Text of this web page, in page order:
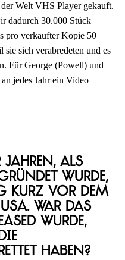
Welt VHS Player gekauft.
dadurch 30.000 Stück
pro verkaufter Kopie 50
sich verabredeten und es
Für George (Powell) und
jedes Jahr ein Video
als
wurde,
kurz vor dem
War das
wurde,
haben?